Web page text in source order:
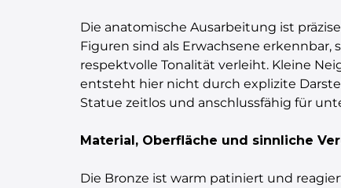
Die anatomische Ausarbeitung ist
Figuren sind als Erwachsene
respektvolle Tonalität verleiht. Kleine
entsteht hier nicht durch explizite
Statue zeitlos und anschlussfähig für
Material, Oberfläche und sinnliche
Die Bronze ist warm patiniert und